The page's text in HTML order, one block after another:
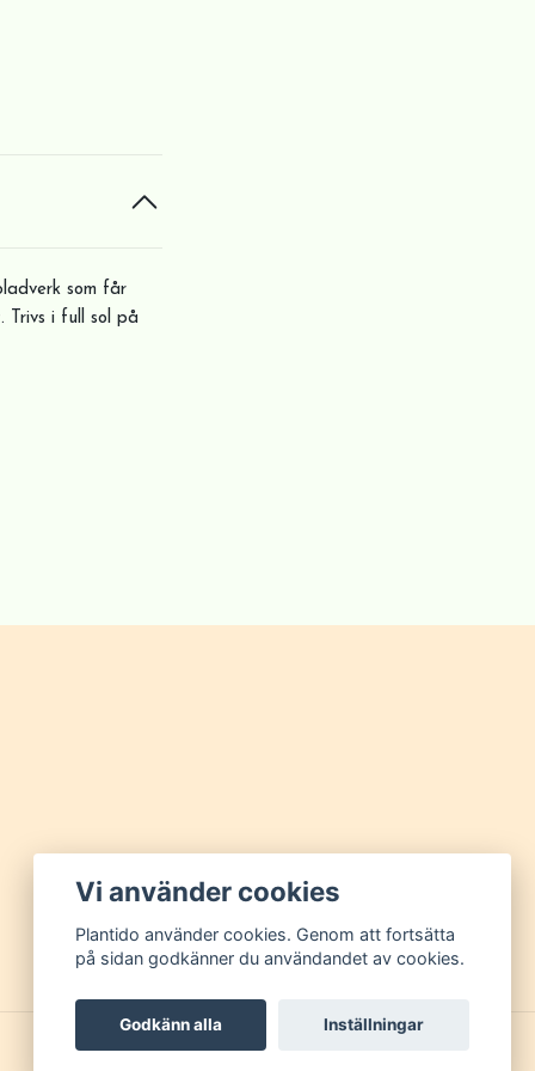
som får
Trivs i full sol på
Vi använder cookies
Plantido använder cookies. Genom att fortsätta
på sidan godkänner du användandet av cookies.
Godkänn alla Inställningar